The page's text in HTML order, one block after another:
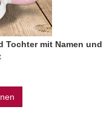
Tochter mit Namen und